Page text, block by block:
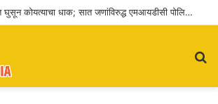
जुन्या वादातून घरात घुसून कोयत्याचा धाक; सात जणांविरुद्ध एमआयडीसी पोलिसांत गुन्हा दाखल